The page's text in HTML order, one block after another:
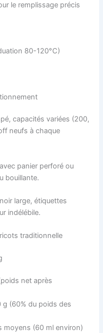
le remplissage précis
80-120°C)
capacités variées (200,
neufs à chaque
panier perforé ou
bouillante.
large, étiquettes
indélébile.
traditionnelle
net après
g (60% du poids des
moyens (60 ml environ)